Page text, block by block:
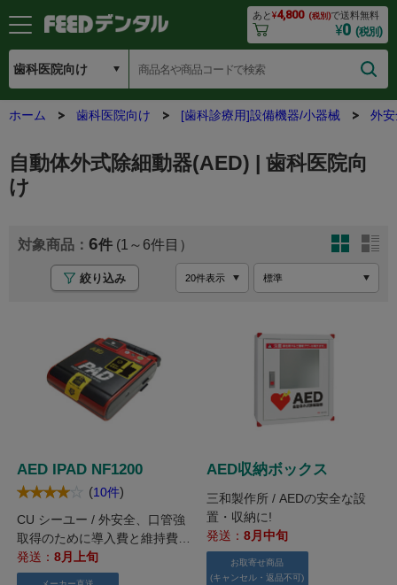
あと¥4,800 (税別)で送料無料
¥0 (税別)
ホーム 歯科医院向け [歯科診療用]設備機器/小器械 外
自動体外式除細動器(AED) | 歯科医院向
け
6 (1～6
絞り込み
AED IPAD NF1200
(10件)
CU シーユー / 外安全、口管強
取得のために導入費と維持費を
抑えられるAED。バッテリー寿
命が4年と長寿命です。
発送： 8月上旬
AED収納ボックス
三和製作所 / AEDの安全な設
置・収納に!
発送： 8月中旬
お取寄せ商品
(キャンセル・返品不可)